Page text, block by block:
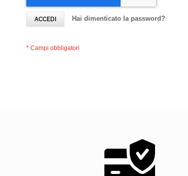
ACCEDI Hai dimenticato la password?